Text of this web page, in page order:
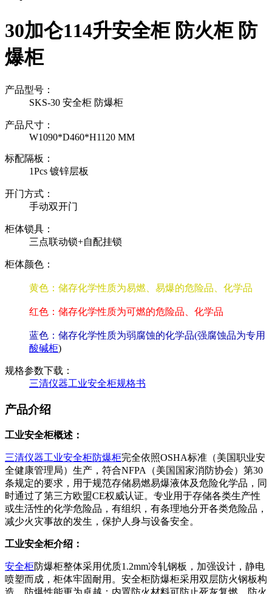
30加仑114升安全柜 防火柜 防
爆柜
产品型号：
SKS-30 安全柜 防爆柜
产品尺寸：
W1090*D460*H1120 MM
标配隔板：
1Pcs 镀锌层板
开门方式：
手动双开门
柜体锁具：
三点联动锁+自配挂锁
柜体颜色：
黄色：储存化学性质为易燃、易爆的危险品、化学品
红色：储存化学性质为可燃的危险品、化学品
蓝色：储存化学性质为弱腐蚀的化学品(强腐蚀品为专用
酸碱柜)
规格参数下载：
三清仪器工业安全柜规格书
产品介绍
工业安全柜概述：
三清仪器工业安全柜防爆柜完全依照OSHA标准（美国职业安
全健康管理局）生产，符合NFPA（美国国家消防协会）第30
条规定的要求，用于规范存储易燃易爆液体及危险化学品，同
时通过了第三方欧盟CE权威认证。专业用于存储各类生产性
或生活性的化学危险品，有组织，有条理地分开各类危险品，
减少火灾事故的发生，保护人身与设备安全。
工业安全柜介绍：
安全柜防爆柜整体采用优质1.2mm冷轧钢板，加强设计，静电
喷塑而成，柜体牢固耐用。安全柜防爆柜采用双层防火钢板构
造，防爆性能更为卓越；内置防火材料可防止死灰复燃，防火